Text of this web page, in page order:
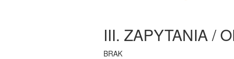
III. ZAPYTANIA /
BRAK